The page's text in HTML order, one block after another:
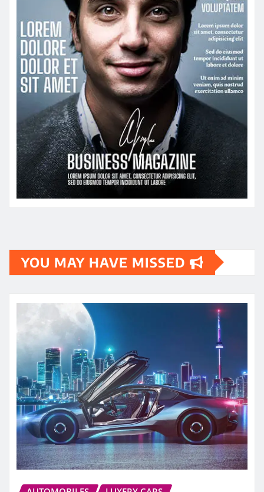
YOU MAY HAVE MISSED